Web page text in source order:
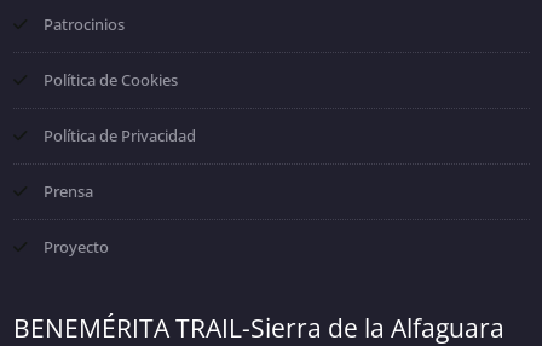
Patrocinios
Política de Cookies
Política de Privacidad
Prensa
Proyecto
BENEMÉRITA TRAIL-Sierra de la Alfaguara